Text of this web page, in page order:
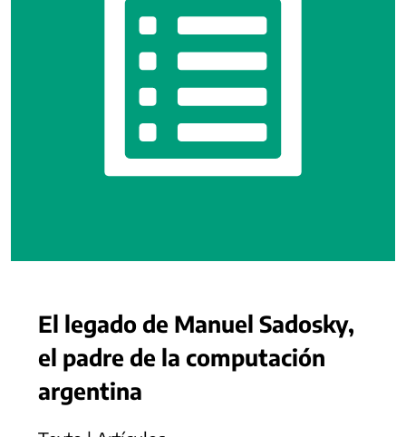
El legado de Manuel Sadosky,
el padre de la computación
argentina